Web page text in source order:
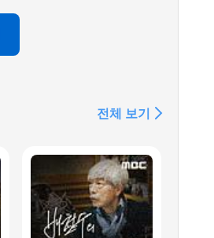
전체 보기